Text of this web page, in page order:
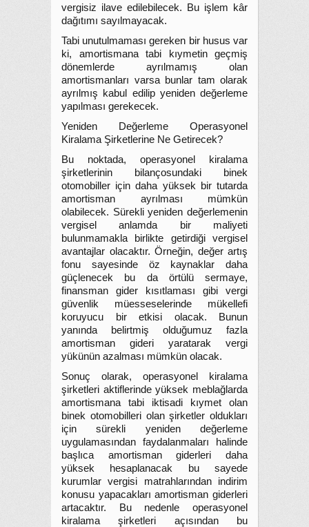
vergisiz ilave edilebilecek. Bu işlem kâr
dağıtımı sayılmayacak.
Tabi unutulmaması gereken bir husus var
ki, amortismana tabi kıymetin geçmiş
dönemlerde ayrılmamış olan
amortismanları varsa bunlar tam olarak
ayrılmış kabul edilip yeniden değerleme
yapılması gerekecek.
Yeniden Değerleme Operasyonel
Kiralama Şirketlerine Ne Getirecek?
Bu noktada, operasyonel kiralama
şirketlerinin bilançosundaki binek
otomobiller için daha yüksek bir tutarda
amortisman ayrılması mümkün
olabilecek. Sürekli yeniden değerlemenin
vergisel anlamda bir maliyeti
bulunmamakla birlikte getirdiği vergisel
avantajlar olacaktır. Örneğin, değer artış
fonu sayesinde öz kaynaklar daha
güçlenecek bu da örtülü sermaye,
finansman gider kısıtlaması gibi vergi
güvenlik müesseselerinde mükellefi
koruyucu bir etkisi olacak. Bunun
yanında belirtmiş olduğumuz fazla
amortisman gideri yaratarak vergi
yükünün azalması mümkün olacak.
Sonuç olarak, operasyonel kiralama
şirketleri aktiflerinde yüksek meblağlarda
amortismana tabi iktisadi kıymet olan
binek otomobilleri olan şirketler oldukları
için sürekli yeniden değerleme
uygulamasından faydalanmaları halinde
başlıca amortisman giderleri daha
yüksek hesaplanacak bu sayede
kurumlar vergisi matrahlarından indirim
konusu yapacakları amortisman giderleri
artacaktır. Bu nedenle operasyonel
kiralama şirketleri açısından bu